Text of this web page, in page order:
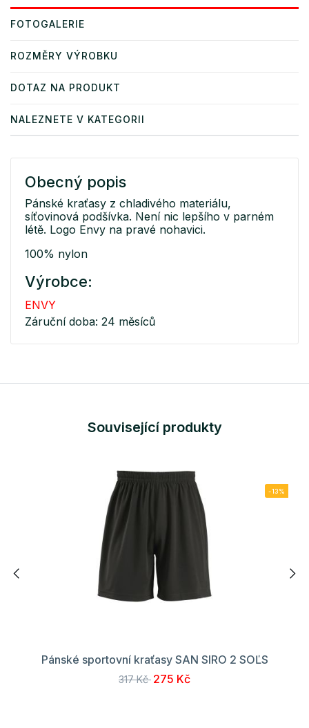
FOTOGALERIE
ROZMĚRY VÝROBKU
DOTAZ NA PRODUKT
NALEZNETE V KATEGORII
Obecný popis
Pánské kraťasy z chladivého materiálu,
síťovinová podšívka. Není nic lepšího v parném
létě. Logo Envy na pravé nohavici.
100% nylon
Výrobce:
ENVY
Záruční doba: 24 měsíců
Související produkty
-13%
Pánské sportovní kraťasy SAN SIRO 2 SOĽS
317 Kč 275 Kč